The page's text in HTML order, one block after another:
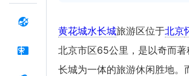
黄花城水长城旅游区位于北京
北京市区65公里，是以奇而
长城为一体的旅游休闲胜地。